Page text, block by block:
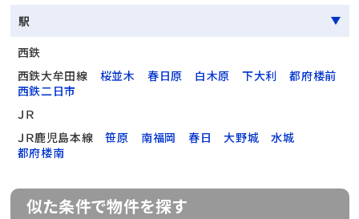
駅
西鉄
西鉄大牟田線
桜並木 春日原 白木原 下大利
都府楼前
西鉄二日市
ＪＲ
ＪＲ鹿児島本線
笹原 南福岡 春日 大野城
水城
都府楼南
似た条件で物件を探す